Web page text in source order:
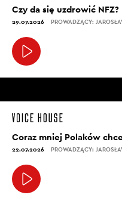
Czy da się uzdrowić NFZ?
29.07.2026 PROWADZĄCY:
Coraz mniej Polaków
22.07.2026 PROWADZĄCY: